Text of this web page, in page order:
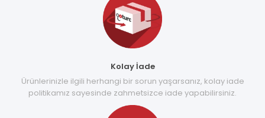
Kolay İade
Ürünlerinizle ilgili herhangi bir sorun yaşarsanız, kolay iade
politikamız sayesinde zahmetsizce iade yapabilirsiniz.